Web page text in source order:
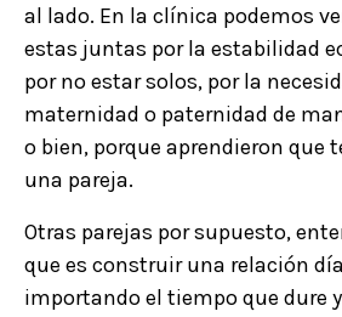
al lado. En la clínica podemos
estas juntas por la estabilidad
por no estar solos, por la
maternidad o paternidad de
o bien, porque aprendieron que
una pareja.
Otras parejas por supuesto,
que es construir una relación
importando el tiempo que dure